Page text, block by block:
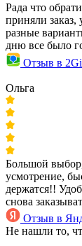
Рада что
приняли
разные
дню все было
Отзыв в
Ольга
Большой
усмотрение,
держатся!!
снова
Отзыв в
Не нашли то,